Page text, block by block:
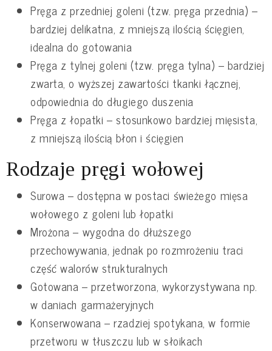
Pręga z przedniej goleni (tzw. pręga przednia) –
bardziej delikatna, z mniejszą ilością ścięgien,
idealna do gotowania
Pręga z tylnej goleni (tzw. pręga tylna) – bardziej
zwarta, o wyższej zawartości tkanki łącznej,
odpowiednia do długiego duszenia
Pręga z łopatki – stosunkowo bardziej mięsista,
z mniejszą ilością błon i ścięgien
Rodzaje pręgi wołowej
Surowa – dostępna w postaci świeżego mięsa
wołowego z goleni lub łopatki
Mrożona – wygodna do dłuższego
przechowywania, jednak po rozmrożeniu traci
część walorów strukturalnych
Gotowana – przetworzona, wykorzystywana np.
w daniach garmażeryjnych
Konserwowana – rzadziej spotykana, w formie
przetworu w tłuszczu lub w słoikach